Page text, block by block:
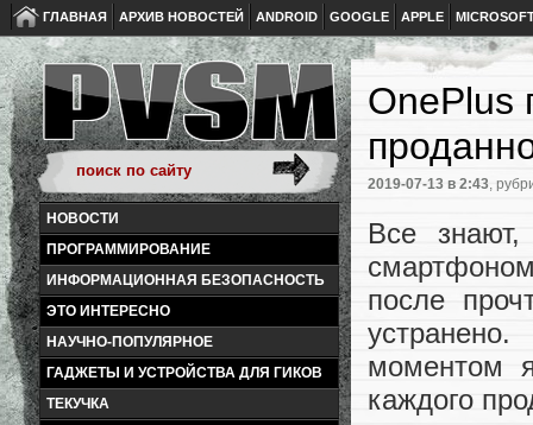
ГЛАВНАЯ АРХИВ НОВОСТЕЙ ANDROID GOOGLE APPLE
НОВОСТИ
ПРОГРАММИРОВАНИЕ
ИНФОРМАЦИОННАЯ БЕЗОПАСНОСТЬ
ЭТО ИНТЕРЕСНО
НАУЧНО-ПОПУЛЯРНОЕ
ГАДЖЕТЫ И УСТРОЙСТВА ДЛЯ ГИКОВ
ТЕКУЧКА
OnePlus
2019-07-13 в 2:43,
Все
после
моментом
каждого